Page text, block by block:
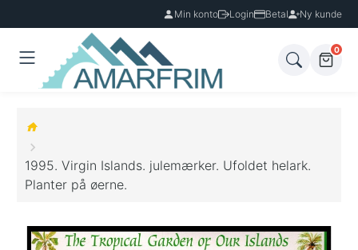
Min konto Login Betal Ny kunde
0
1995. Virgin Islands. julemærker. Ufoldet helark.
Planter på øerne.